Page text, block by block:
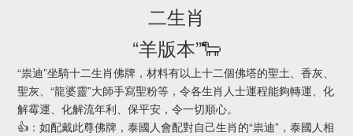
二生肖
“羊版本”🐑
“祟迪”坐騎十二生肖佛牌，材料有以上十二個佛塔的聖土、香灰、
聖灰、“龍婆靈”大師手寫聖粉等，令各生肖人士運程能夠轉運、化
解霉運、化解流年利、保平安，令一切順心。
👍：如配戴此尊佛牌，泰國人會配對自己生肖的“祟迪”，泰國人相